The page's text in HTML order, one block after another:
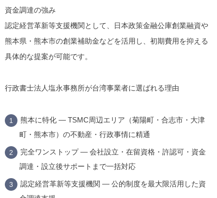
資金調達の強み
認定経営革新等支援機関として、日本政策金融公庫創業融資や
熊本県・熊本市の創業補助金などを活用し、初期費用を抑える
具体的な提案が可能です。
行政書士法人塩永事務所が台湾事業者に選ばれる理由
熊本に特化 — TSMC周辺エリア（菊陽町・合志市・大津
町・熊本市）の不動産・行政事情に精通
完全ワンストップ— 会社設立・在留資格・許認可・資金
調達・設立後サポートまで一括対応
認定経営革新等支援機関 — 公的制度を最大限活用した資